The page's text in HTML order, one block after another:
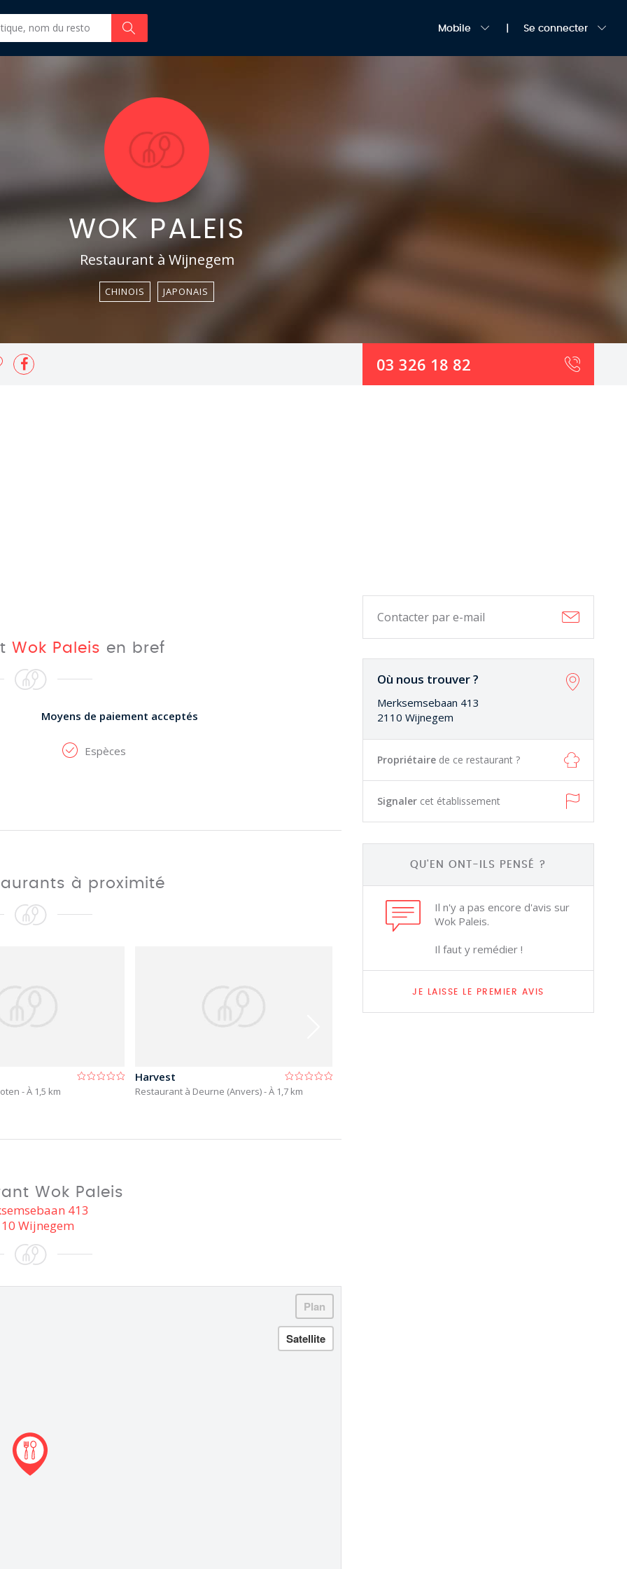
Mobile Se connecter
WOK PALEIS
Restaurant à Wijnegem
CHINOIS JAPONAIS
03 326 18 82
Contacter par e-mail
Où nous trouver ?
Merksemsebaan 413
2110 Wijnegem
Propriétaire de ce restaurant ?
Signaler cet établissement
QU'EN ONT-ILS PENSÉ ?
Il n'y a pas encore d'avis sur
Wok Paleis.
Il faut y remédier !
JE LAISSE LE PREMIER AVIS
Wok Paleis en bref
Moyens de paiement acceptés
Espèces
à proximité
- À 1,5 km
Harvest
Restaurant à Deurne (Anvers)- À 1,7 km
Wok Paleis
413
Wijnegem